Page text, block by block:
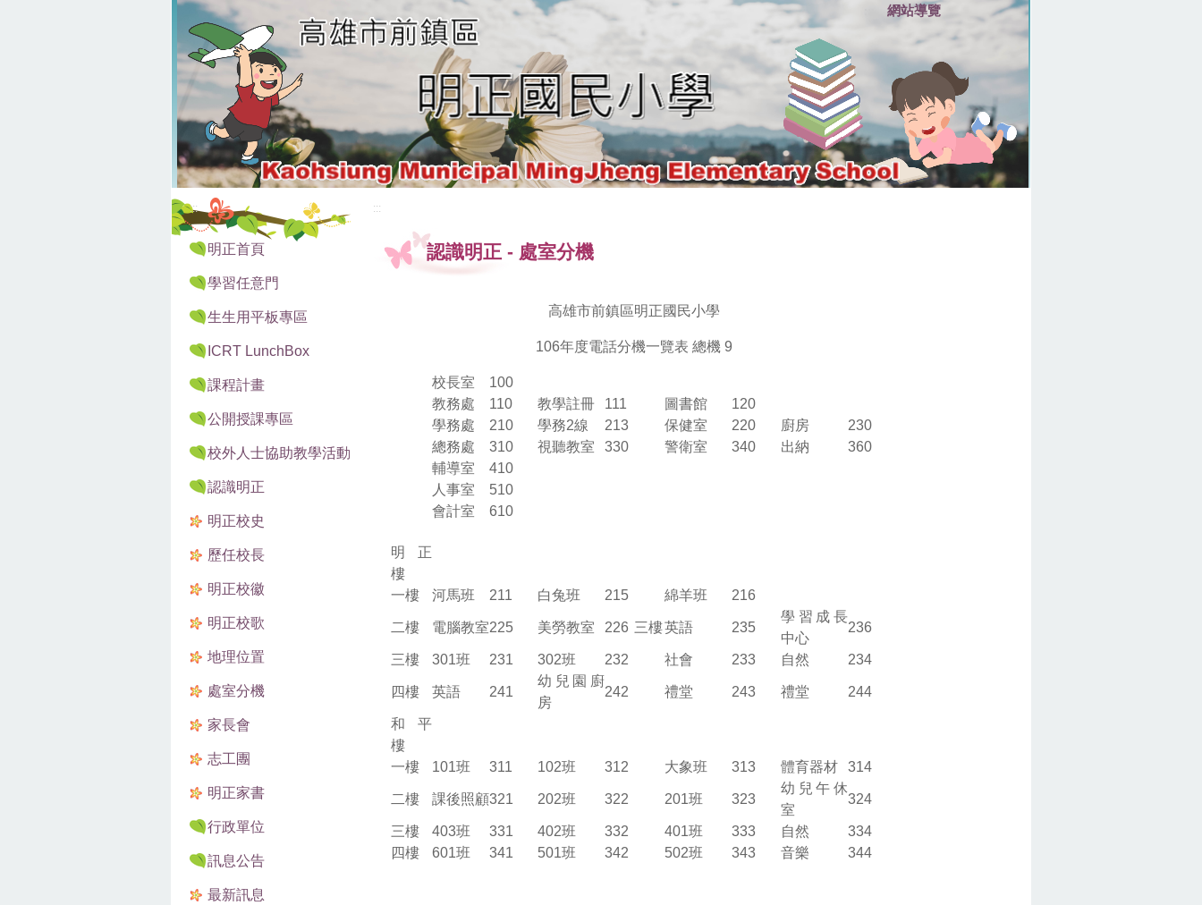
網站導覽
:::
明正首頁
學習任意門
生生用平板專區
ICRT LunchBox
課程計畫
公開授課專區
校外人士協助教學活動
認識明正
明正校史
歷任校長
明正校徽
明正校歌
地理位置
處室分機
家長會
志工團
明正家書
行政單位
訊息公告
最新訊息
:::
認識明正 - 處室分機
高雄市前鎮區明正國民小學
106年度電話分機一覽表 總機 9
校長室
100
教務處
110 教學註冊 111 圖書館
120
學務處
210 學務2線 213 保健室 220 廚房
230
總務處
310 視聽教室 330 警衛室 340 出納
360
輔導室
410
人事室
510
會計室
610
明正
樓
一樓
河馬班 211 白兔班 215 綿羊班 216
二樓 電腦教室225 美勞教室 226 三樓英語 235
學習成長
中心
236
三樓 301班 231 302班 232 社會 233 自然 234
四樓 英語 241
幼兒園廚
房
242 禮堂 243 禮堂 244
和平
樓
一樓
101班 311 102班 312 大象班 313 體育器材 314
二樓 課後照顧321 202班 322 201班 323
幼兒午休
室
324
三樓 403班 331 402班 332 401班 333 自然
334
四樓
601班 341 501班 342 502班 343 音樂 344